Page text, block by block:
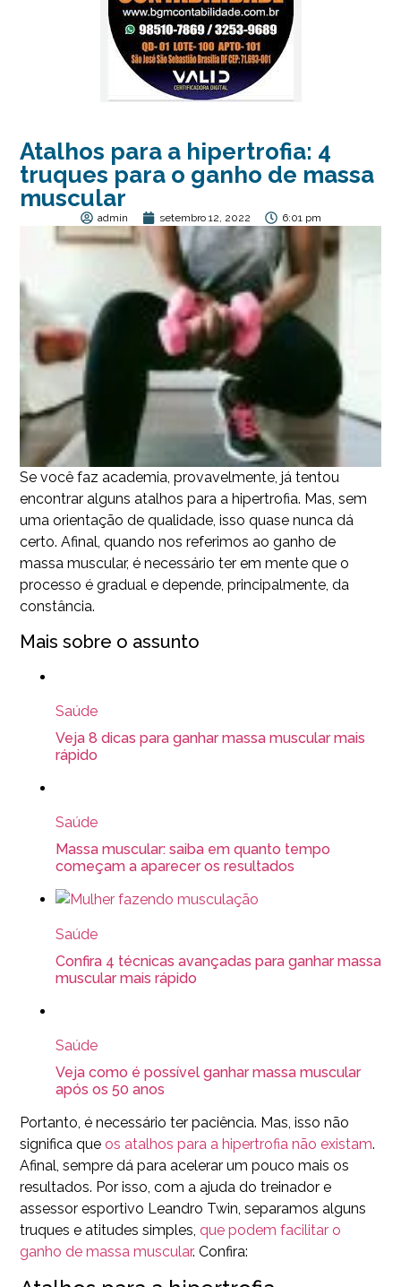
Atalhos para a hipertrofia: 4
truques para o ganho de massa
muscular
admin setembro 12, 2022 6:01 pm
Se você faz academia, provavelmente, já tentou
encontrar alguns atalhos para a hipertrofia. Mas, sem
uma orientação de qualidade, isso quase nunca dá
certo. Afinal, quando nos referimos ao ganho de
massa muscular, é necessário ter em mente que o
processo é gradual e depende, principalmente, da
constância.
Mais sobre o assunto
Saúde
Veja 8 dicas para ganhar massa muscular mais
rápido
Saúde
Massa muscular: saiba em quanto tempo
começam a aparecer os resultados
Saúde
Confira 4 técnicas avançadas para ganhar massa
muscular mais rápido
Saúde
Veja como é possível ganhar massa muscular
após os 50 anos
Portanto, é necessário ter paciência. Mas, isso não
significa que os atalhos para a hipertrofia não existam.
Afinal, sempre dá para acelerar um pouco mais os
resultados. Por isso, com a ajuda do treinador e
assessor esportivo Leandro Twin, separamos alguns
truques e atitudes simples, que podem facilitar o
ganho de massa muscular. Confira: